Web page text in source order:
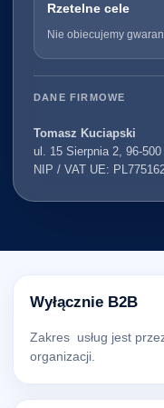
Rzetelne cele
Nie obiecujemy
DANE FIRMOWE
Tomasz Kuciapski
ul. 15 Sierpnia 2, 96-
NIP / VAT UE:
Wyłącznie B2B
Zakres usług jest
organizacji.